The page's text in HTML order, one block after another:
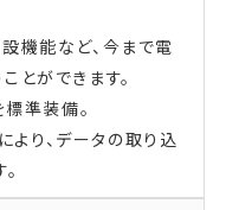
機能など、今まで電
とができます。
準装備。
より、データの取り込